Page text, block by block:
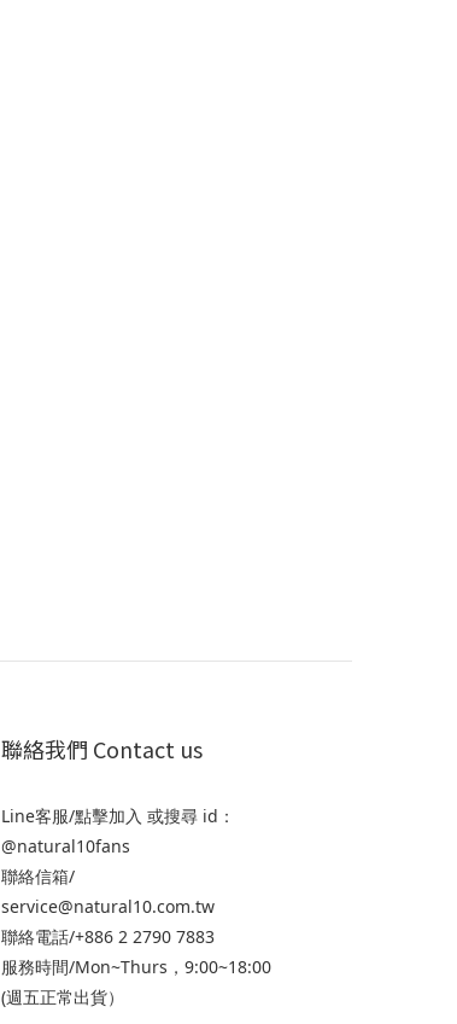
聯絡我們 Contact us
Line客服/點擊加入 或搜尋 id：
@natural10fans
聯絡信箱/
service@natural10.com.tw
聯絡電話/+886 2 2790 7883
服務時間/Mon~Thurs，9:00~18:00
(週五正常出貨）